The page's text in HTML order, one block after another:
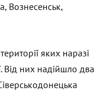
Вознесенськ,
яких наразі
Від них надійшло два